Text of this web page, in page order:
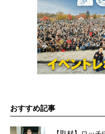
おすすめ記事